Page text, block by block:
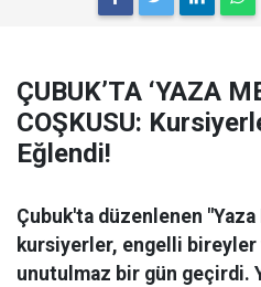
ÇUBUK’TA ‘YAZA
COŞKUSU:
Eğlendi!
Çubuk'ta düzenlenen
kursiyerler, engelli
unutulmaz bir gün geçirdi.